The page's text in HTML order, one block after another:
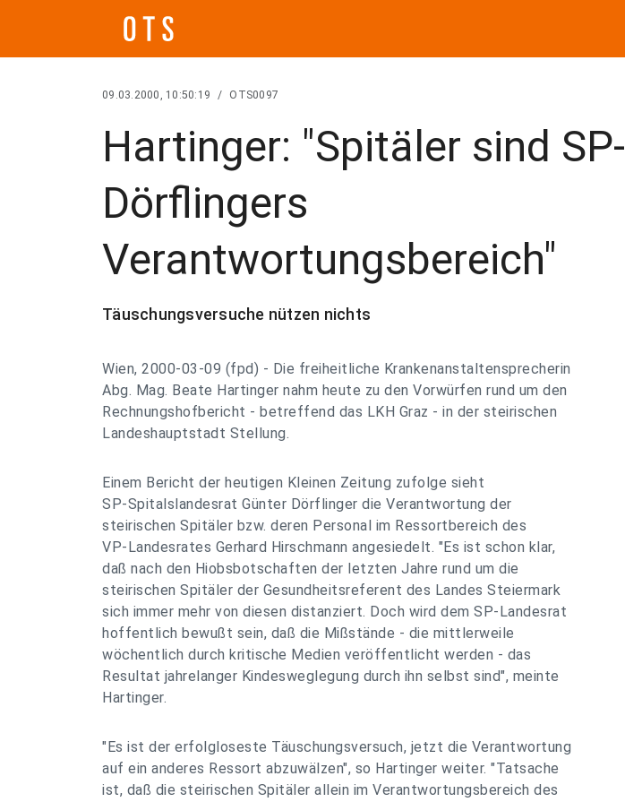
09.03.2000, 10:50:19 / OTS0097
Hartinger: "Spitäler sind SP-
Dörflingers
Verantwortungsbereich"
Täuschungsversuche nützen nichts
Wien, 2000-03-09 (fpd) - Die freiheitliche Krankenanstaltensprecherin
Abg. Mag. Beate Hartinger nahm heute zu den Vorwürfen rund um den
Rechnungshofbericht - betreffend das LKH Graz - in der steirischen
Landeshauptstadt Stellung.
Einem Bericht der heutigen Kleinen Zeitung zufolge sieht
SP-Spitalslandesrat Günter Dörflinger die Verantwortung der
steirischen Spitäler bzw. deren Personal im Ressortbereich des
VP-Landesrates Gerhard Hirschmann angesiedelt. "Es ist schon klar,
daß nach den Hiobsbotschaften der letzten Jahre rund um die
steirischen Spitäler der Gesundheitsreferent des Landes Steiermark
sich immer mehr von diesen distanziert. Doch wird dem SP-Landesrat
hoffentlich bewußt sein, daß die Mißstände - die mittlerweile
wöchentlich durch kritische Medien veröffentlicht werden - das
Resultat jahrelanger Kindesweglegung durch ihn selbst sind", meinte
Hartinger.
"Es ist der erfolgloseste Täuschungsversuch, jetzt die Verantwortung
auf ein anderes Ressort abzuwälzen", so Hartinger weiter. "Tatsache
ist, daß die steirischen Spitäler allein im Verantwortungsbereich des